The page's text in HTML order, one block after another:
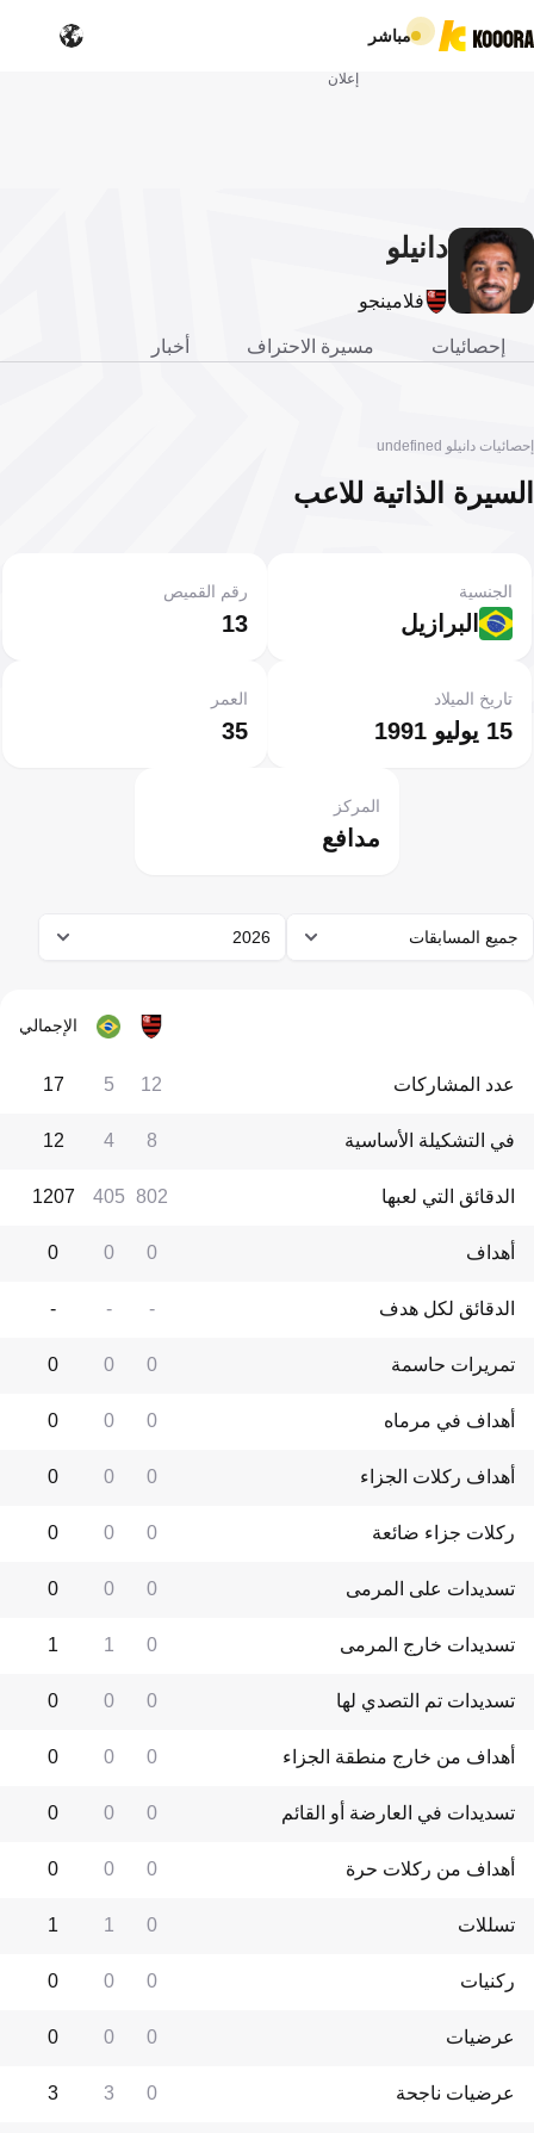
مباشر
إعلان
دانيلو
فلامينجو
إحصائيات مسيرة الاحتراف أخبار
إحصائيات دانيلو undefined
السيرة الذاتية للاعب
البرازيل
الجنسية
13
رقم القميص
15 يوليو 1991
تاريخ الميلاد
35
العمر
مدافع
المركز
جميع المسابقات 2026
الإجمالي
عدد المشاركات 12
5
17
في التشكيلة الأساسية 8
4
12
الدقائق التي لعبها 802
405
1207
أهداف 0
0
0
الدقائق لكل هدف -
-
-
تمريرات حاسمة 0
0
0
أهداف في مرماه 0
0
0
أهداف ركلات الجزاء 0
0
0
ركلات جزاء ضائعة 0
0
0
تسديدات على المرمى 0
0
0
تسديدات خارج المرمى 0
1
1
تسديدات تم التصدي لها 0
0
0
أهداف من خارج منطقة الجزاء 0
0
0
تسديدات في العارضة أو القائم 0
0
0
أهداف من ركلات حرة 0
0
0
تسللات 0
1
1
ركنيات 0
0
0
عرضيات 0
0
0
عرضيات ناجحة 0
3
3